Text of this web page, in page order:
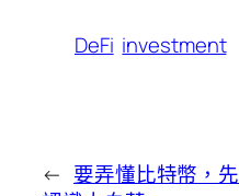
DeFi investment
← 要弄懂比特幣，先